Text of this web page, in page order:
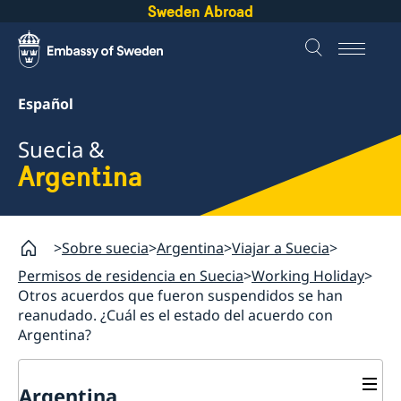
Sweden Abroad
Español
Suecia &
Argentina
Sobre suecia Argentina Viajar a Suecia
Permisos de residencia en Suecia Working Holiday
Otros acuerdos que fueron suspendidos se han
reanudado. ¿Cuál es el estado del acuerdo con
Argentina?
Argentina